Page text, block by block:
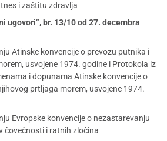
i zaštitu zdravlja
ugovori”, br. 13/10 od 27. decembra
Atinske konvencije o prevozu putnika i
usvojene 1974. godine i Protokola iz
i dopunama Atinske konvencije o
prtljaga morem, usvojene 1974.
Evropske konvencije o nezastarevanju
čovečnosti i ratnih zločina